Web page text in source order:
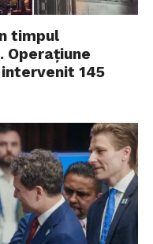
timpul
Operațiune
145